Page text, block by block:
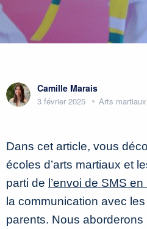
Camille Marais
3 février 2025 Arts martiaux
Dans cet article, vous
écoles d’arts martiaux et
parti de l’envoi de SMS
la communication avec
parents. Nous